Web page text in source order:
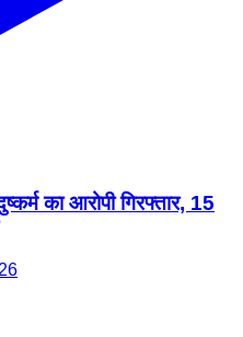
का आरोपी गिरफ्तार, 15